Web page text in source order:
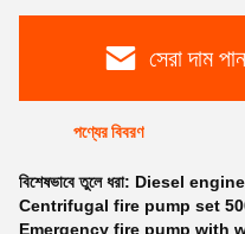
সেরা দাম পান
পণ্যের বিবরণ
বিশেষভাবে তুলে ধরা: Diesel
Centrifugal fire pump set
Emergency fire pump with